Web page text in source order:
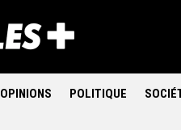
OPINIONS POLITIQUE